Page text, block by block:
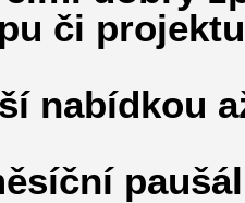
či
nabídkou